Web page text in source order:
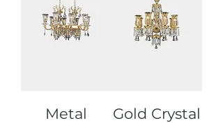
Gold Crystal
Metal